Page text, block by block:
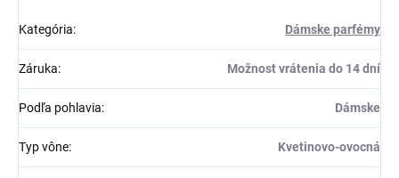
Kategória: Dámske parfémy
Záruka: Možnost vrátenia do 14 dní
Podľa pohlavia: Dámske
Typ vône: Kvetinovo-ovocná